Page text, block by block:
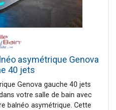
asymétrique Genova
40 jets
Genova gauche 40 jets
votre salle de bain avec
balnéo asymétrique. Cette